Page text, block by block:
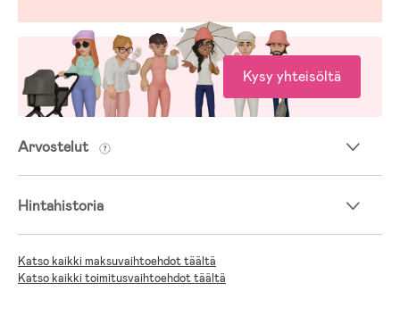
Kysy yhteisöltä
Arvostelut
Hintahistoria
Katso kaikki maksuvaihtoehdot täältä
Katso kaikki toimitusvaihtoehdot täältä